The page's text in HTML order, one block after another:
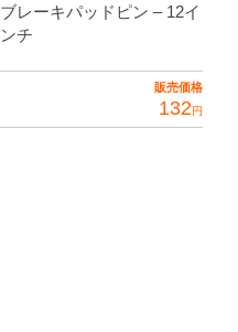
ブレーキパッドピン – 12イ
ンチ
販売価格
132円